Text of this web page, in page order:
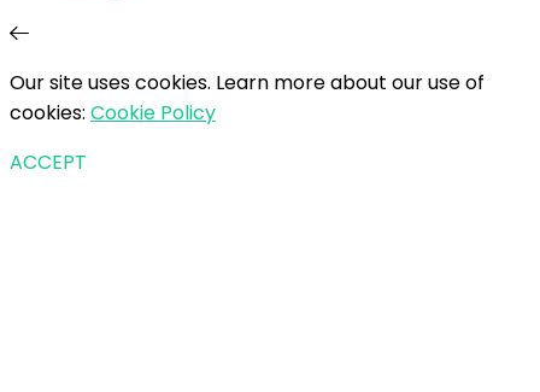
Our site uses cookies. Learn more about our use of
cookies: Cookie Policy
ACCEPT